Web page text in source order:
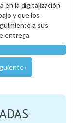
en la digitalización
y que los
a sus
entrega.
›